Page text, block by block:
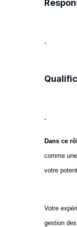
.
.
Dans ce
comme
votre
Votre
gestion